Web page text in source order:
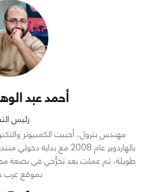
أحمد عبد
رئيس
مهندس بترول، أحببت الكمبيوتر
بالهاردوير عام 2008 مع
طويلة، ثم عملت بعد تخرُّجي في بضعة
بموقع عرب